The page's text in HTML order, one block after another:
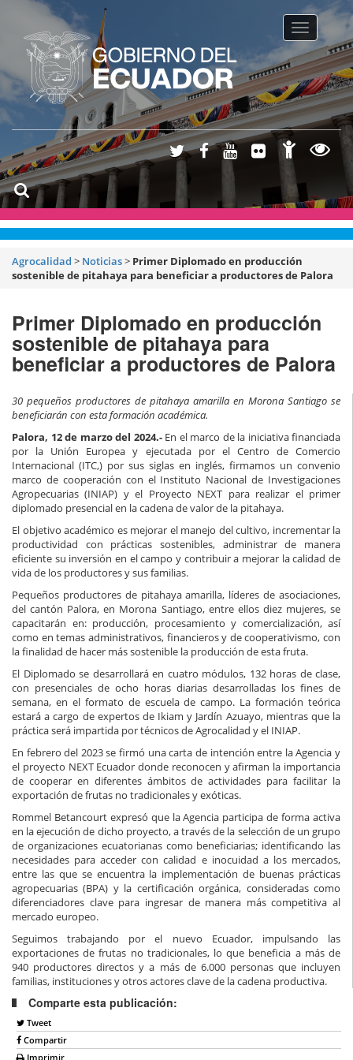
Toggle
Agrocalidad > Noticias> Primer Diplomado en producción
sostenible de pitahaya para beneficiar a productores de Palora
Primer Diplomado en producción
sostenible de pitahaya para
beneficiar a productores de Palora
30 pequeños productores de pitahaya amarilla en Morona Santiago se
beneficiarán con esta formación académica.
Palora, 12 de marzo del 2024.-En el marco de la iniciativa financiada
por la Unión Europea y ejecutada por el Centro de Comercio
Internacional (ITC,) por sus siglas en inglés, firmamos un convenio
marco de cooperación con el Instituto Nacional de Investigaciones
Agropecuarias (INIAP) y el Proyecto NEXT para realizar el primer
diplomado presencial en la cadena de valor de la pitahaya.
El objetivo académico es mejorar el manejo del cultivo, incrementar la
productividad con prácticas sostenibles, administrar de manera
eficiente su inversión en el campo y contribuir a mejorar la calidad de
vida de los productores y sus familias.
Pequeños productores de pitahaya amarilla, líderes de asociaciones,
del cantón Palora, en Morona Santiago, entre ellos diez mujeres, se
capacitarán en: producción, procesamiento y comercialización, así
como en temas administrativos, financieros y de cooperativismo, con
la finalidad de hacer más sostenible la producción de esta fruta.
El Diplomado se desarrollará en cuatro módulos, 132 horas de clase,
con presenciales de ocho horas diarias desarrolladas los fines de
semana, en el formato de escuela de campo. La formación teórica
estará a cargo de expertos de Ikiam y Jardín Azuayo, mientras que la
práctica será impartida por técnicos de Agrocalidad y el INIAP.
En febrero del 2023 se firmó una carta de intención entre la Agencia y
el proyecto NEXT Ecuador donde reconocen y afirman la importancia
de cooperar en diferentes ámbitos de actividades para facilitar la
exportación de frutas no tradicionales y exóticas.
Rommel Betancourt expresó que la Agencia participa de forma activa
en la ejecución de dicho proyecto, a través de la selección de un grupo
de organizaciones ecuatorianas como beneficiarias; identificando las
necesidades para acceder con calidad e inocuidad a los mercados,
entre las que se encuentra la implementación de buenas prácticas
agropecuarias (BPA) y la certificación orgánica, consideradas como
diferenciadores clave para ingresar de manera más competitiva al
mercado europeo.
Seguimos trabajando por el nuevo Ecuador, impulsando las
exportaciones de frutas no tradicionales, lo que beneficia a más de
940 productores directos y a más de 6.000 personas que incluyen
familias, instituciones y otros actores clave de la cadena productiva.
Comparte esta publicación:
Tweet
Compartir
Imprimir